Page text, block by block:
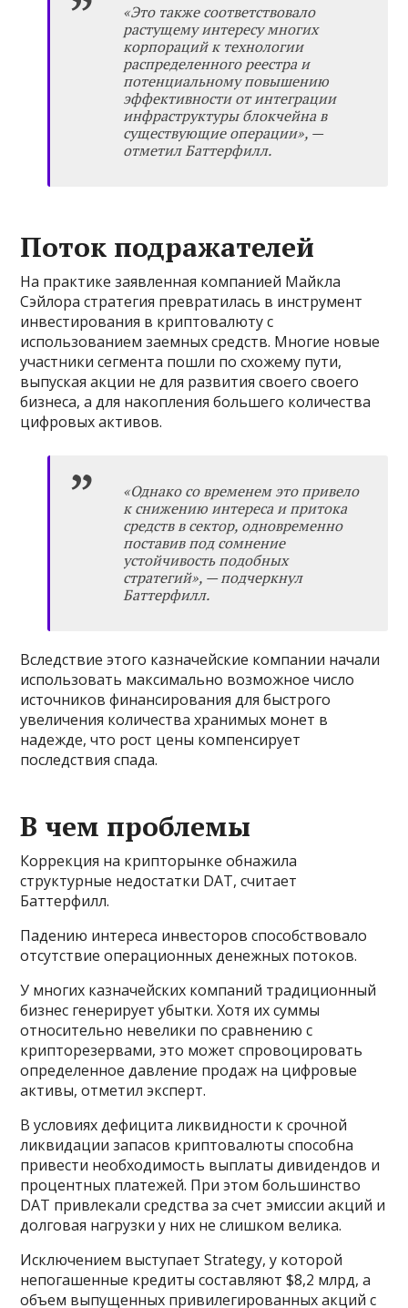
«Это также соответствовало
растущему интересу многих
корпораций к технологии
распределенного реестра и
потенциальному повышению
эффективности от интеграции
инфраструктуры блокчейна в
существующие операции», —
отметил Баттерфилл.
Поток подражателей
На практике заявленная компанией Майкла
Сэйлора стратегия превратилась в инструмент
инвестирования в криптовалюту с
использованием заемных средств. Многие новые
участники сегмента пошли по схожему пути,
выпуская акции не для развития своего своего
бизнеса, а для накопления большего количества
цифровых активов.
«Однако со временем это привело
к снижению интереса и притока
средств в сектор, одновременно
поставив под сомнение
устойчивость подобных
стратегий», — подчеркнул
Баттерфилл.
Вследствие этого казначейские компании начали
использовать максимально возможное число
источников финансирования для быстрого
увеличения количества хранимых монет в
надежде, что рост цены компенсирует
последствия спада.
В чем проблемы
Коррекция на крипторынке обнажила
структурные недостатки DAT, считает
Баттерфилл.
Падению интереса инвесторов способствовало
отсутствие операционных денежных потоков.
У многих казначейских компаний традиционный
бизнес генерирует убытки. Хотя их суммы
относительно невелики по сравнению с
крипторезервами, это может спровоцировать
определенное давление продаж на цифровые
активы, отметил эксперт.
В условиях дефицита ликвидности к срочной
ликвидации запасов криптовалюты способна
привести необходимость выплаты дивидендов и
процентных платежей. При этом большинство
DAT привлекали средства за счет эмиссии акций и
долговая нагрузки у них не слишком велика.
Исключением выступает Strategy, у которой
непогашенные кредиты составляют $8,2 млрд, а
объем выпущенных привилегированных акций с